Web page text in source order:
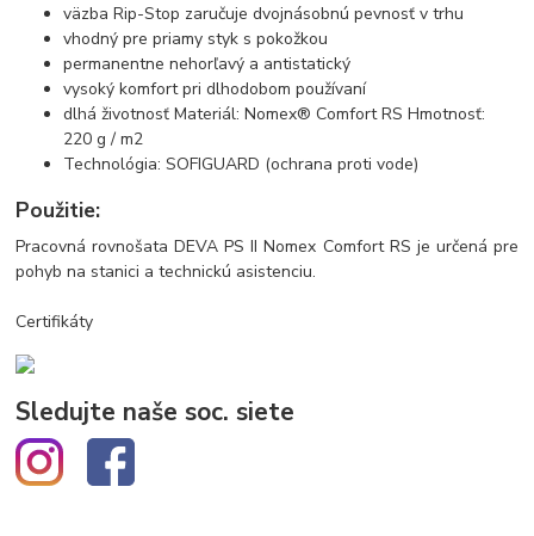
väzba Rip-Stop zaručuje dvojnásobnú pevnosť v trhu
vhodný pre priamy styk s pokožkou
permanentne nehorľavý a antistatický
vysoký komfort pri dlhodobom používaní
dlhá životnosť Materiál: Nomex® Comfort RS Hmotnosť:
220 g / m2
Technológia: SOFIGUARD (ochrana proti vode)
Použitie:
Pracovná rovnošata DEVA PS II Nomex Comfort RS je určená pre
pohyb na stanici a technickú asistenciu.
Certifikáty
Sledujte naše soc. siete